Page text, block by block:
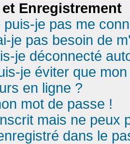
Enregistrement
puis-je pas me
je pas besoin de
je déconnecté
je éviter que
en ligne ?
mot de passe !
mais ne peux
dans le